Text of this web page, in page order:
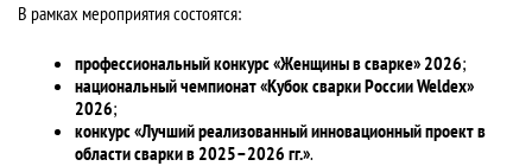
КОНТАКТЫ
В рамках мероприятия состоятся:
профессиональный конкурс «Женщины в сварке» 2026;
национальный чемпионат «Кубок сварки России Weldex»
2026;
конкурс «Лучший реализованный инновационный проект в
области сварки в 2025–2026 гг.».